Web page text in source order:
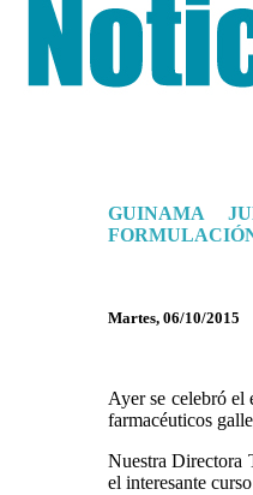
GUINAMA
Martes, 06/10/2015
Ayer se celebró
farmacéuticos
Nuestra Directora
el interesante